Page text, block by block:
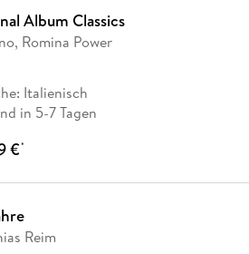
Album Classics
Romina Power
Italienisch
in 5-7 Tagen
€*
Reim